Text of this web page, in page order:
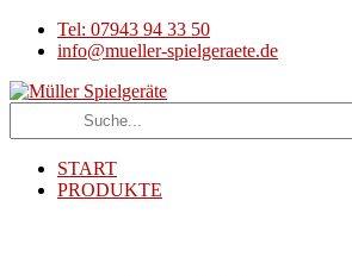
Tel: 07943 94 33 50
info@mueller-spielgeraete.de
START
PRODUKTE